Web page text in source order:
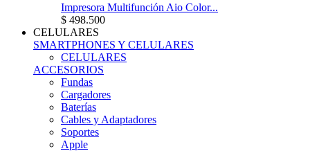
Impresora Multifunción Aio Color...
$ 498.500
CELULARES
SMARTPHONES Y CELULARES
CELULARES
ACCESORIOS
Fundas
Cargadores
Baterías
Cables y Adaptadores
Soportes
Apple